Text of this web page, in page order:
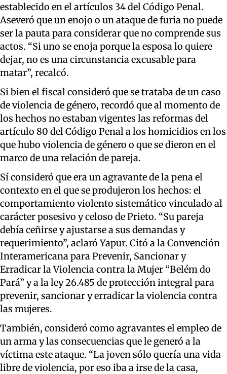
establecido en el artículos 34 del Código Penal.
Aseveró que un enojo o un ataque de furia no puede
ser la pauta para considerar que no comprende sus
actos. “Si uno se enoja porque la esposa lo quiere
dejar, no es una circunstancia excusable para
matar”, recalcó.
Si bien el fiscal consideró que se trataba de un caso
de violencia de género, recordó que al momento de
los hechos no estaban vigentes las reformas del
artículo 80 del Código Penal a los homicidios en los
que hubo violencia de género o que se dieron en el
marco de una relación de pareja.
Sí consideró que era un agravante de la pena el
contexto en el que se produjeron los hechos: el
comportamiento violento sistemático vinculado al
carácter posesivo y celoso de Prieto. “Su pareja
debía ceñirse y ajustarse a sus demandas y
requerimiento”, aclaró Yapur. Citó a la Convención
Interamericana para Prevenir, Sancionar y
Erradicar la Violencia contra la Mujer “Belém do
Pará” y a la ley 26.485 de protección integral para
prevenir, sancionar y erradicar la violencia contra
las mujeres.
También, consideró como agravantes el empleo de
un arma y las consecuencias que le generó a la
víctima este ataque. “La joven sólo quería una vida
libre de violencia, por eso iba a irse de la casa,